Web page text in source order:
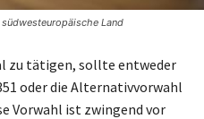
Land
zu tätigen, sollte entweder
oder die Alternativvorwahl
Vorwahl ist zwingend vor